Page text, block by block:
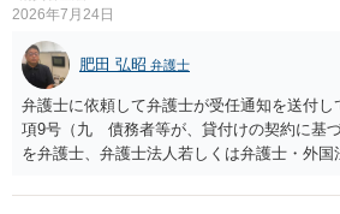
2026年7月24日
肥田 弘昭 弁護士
弁護士に依頼して弁護士が受任通知を送付し
項9号（九 債務者等が、貸付けの契約に基
を弁護士、弁護士法人若しくは弁護士・外
等」という。）に委託し、又はその処理の